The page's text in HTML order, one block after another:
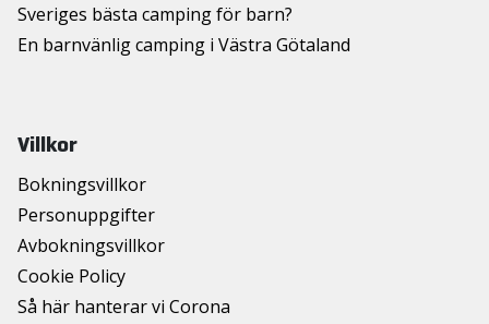
Sveriges bästa camping för barn?
En barnvänlig camping i Västra Götaland
Villkor
Bokningsvillkor
Personuppgifter
Avbokningsvillkor
Cookie Policy
Så här hanterar vi Corona